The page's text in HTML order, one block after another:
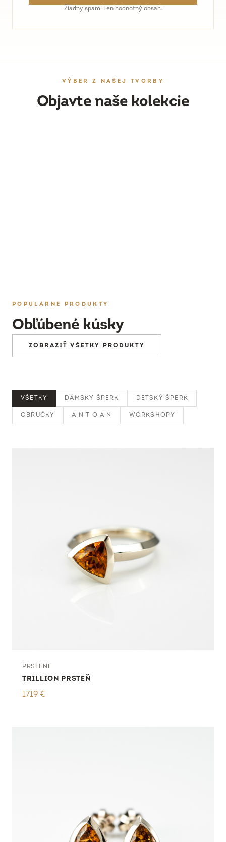
Žiadny spam. Len hodnotný obsah.
VÝBER Z NAŠEJ TVORBY
Objavte naše kolekcie
OBRÚČKY
POPULÁRNE PRODUKTY
Obľúbené kúsky
ZOBRAZIŤ VŠETKY PRODUKTY
VŠETKY DÁMSKY ŠPERK DETSKÝ ŠPERK
OBRÚČKY A N T O A N WORKSHOPY
PRSTENE
TRILLION PRSTEŇ
1719 €